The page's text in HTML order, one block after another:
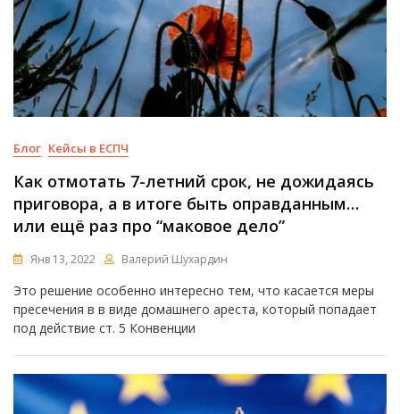
Блог Кейсы в ЕСПЧ
Как отмотать 7-летний срок, не дожидаясь
приговора, а в итоге быть оправданным…
или ещё раз про “маковое дело”
Янв 13, 2022 Валерий Шухардин
Это решение особенно интересно тем, что касается меры
пресечения в в виде домашнего ареста, который попадает
под действие ст. 5 Конвенции